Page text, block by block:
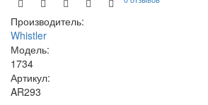
Производитель:
Whistler
Модель:
1734
Артикул:
AR293